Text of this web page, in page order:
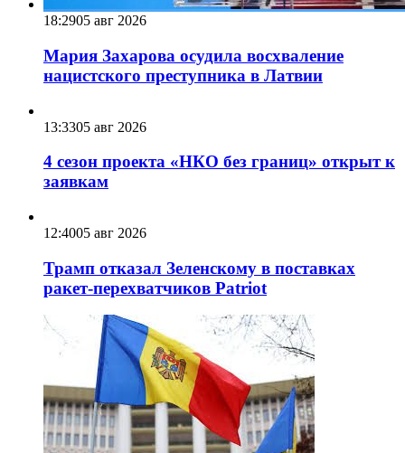
18:2905 авг 2026
Мария Захарова осудила восхваление
нацистского преступника в Латвии
13:3305 авг 2026
4 сезон проекта «НКО без границ» открыт к
заявкам
12:4005 авг 2026
Трамп отказал Зеленскому в поставках
ракет-перехватчиков Patriot